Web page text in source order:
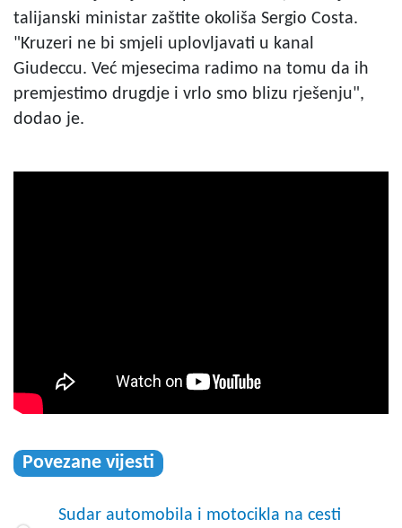
talijanski ministar zaštite okoliša Sergio Costa.
"Kruzeri ne bi smjeli uplovljavati u kanal
Giudeccu. Već mjesecima radimo na tomu da ih
premjestimo drugdje i vrlo smo blizu rješenju",
dodao je.
Povezane vijesti
Sudar automobila i motocikla na cesti